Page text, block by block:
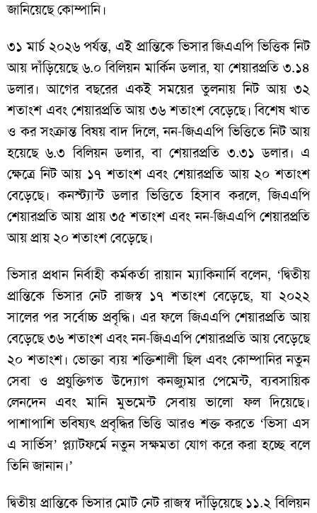
জানিয়েছে কোম্পানি।
৩১ মার্চ ২০২৬ পর্যন্ত, এই প্রান্তিকে ভিসার জিএএপি ভিত্তিক নিট
আয় দাঁড়িয়েছে ৬.০ বিলিয়ন মার্কিন ডলার, যা শেয়ারপ্রতি ৩.১৪
ডলার। আগের বছরের একই সময়ের তুলনায় নিট আয় ৩২
শতাংশ এবং শেয়ারপ্রতি আয় ৩৬ শতাংশ বেড়েছে। বিশেষ খাত
ও কর সংক্রান্ত বিষয় বাদ দিলে, নন-জিএএপি ভিত্তিতে নিট আয়
হয়েছে ৬.৩ বিলিয়ন ডলার, বা শেয়ারপ্রতি ৩.৩১ ডলার। এ
ক্ষেত্রে নিট আয় ১৭ শতাংশ এবং শেয়ারপ্রতি আয় ২০ শতাংশ
বেড়েছে। কনস্ট্যান্ট ডলার ভিত্তিতে হিসাব করলে, জিএএপি
শেয়ারপ্রতি আয় প্রায় ৩৫ শতাংশ এবং নন-জিএএপি শেয়ারপ্রতি
আয় প্রায় ২০ শতাংশ বেড়েছে।
ভিসার প্রধান নির্বাহী কর্মকর্তা রায়ান ম্যাকিনার্নি বলেন, ‘দ্বিতীয়
প্রান্তিকে ভিসার নেট রাজস্ব ১৭ শতাংশ বেড়েছে, যা ২০২২
সালের পর সর্বোচ্চ প্রবৃদ্ধি। এর ফলে জিএএপি শেয়ারপ্রতি আয়
বেড়েছে ৩৬ শতাংশ এবং নন-জিএএপি শেয়ারপ্রতি আয় বেড়েছে
২০ শতাংশ। ভোক্তা ব্যয় শক্তিশালী ছিল এবং কোম্পানির নতুন
সেবা ও প্রযুক্তিগত উদ্যোগ কনজ্যুমার পেমেন্ট, ব্যবসায়িক
লেনদেন এবং মানি মুভমেন্ট সেবায় ভালো ফল দিয়েছে।
পাশাপাশি ভবিষ্যৎ প্রবৃদ্ধির ভিত্তি আরও শক্ত করতে ‘ভিসা এস
এ সার্ভিস’ প্ল্যাটফর্মে নতুন সক্ষমতা যোগ করে করা হচ্ছে বলে
তিনি জানান।’
দ্বিতীয় প্রান্তিকে ভিসার মোট নেট রাজস্ব দাঁড়িয়েছে ১১.২ বিলিয়ন